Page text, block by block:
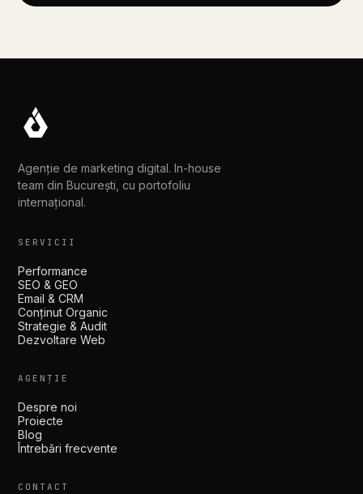
Agenție de marketing digital. In-house
team din București, cu portofoliu
internațional.
SERVICII
Performance
SEO & GEO
Email & CRM
Conținut Organic
Strategie & Audit
Dezvoltare Web
AGENȚIE
Despre noi
Proiecte
Blog
Întrebări frecvente
CONTACT